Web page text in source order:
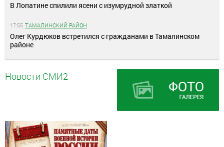
В Лопатине спилили ясени с изумрудной златкой
17:55 ТАМАЛИНСКИЙ РАЙОН
Олег Курдюков встретился с гражданами в Тамалинском
районе
Новости СМИ2